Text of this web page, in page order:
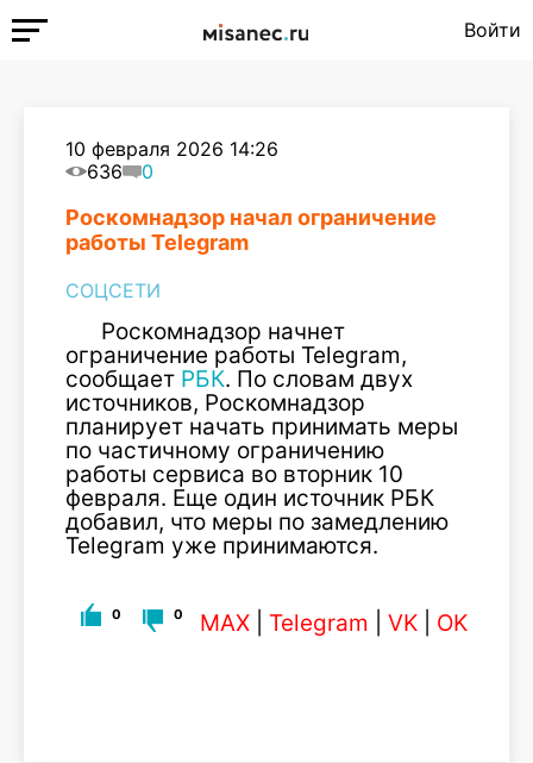
Войти
10 февраля 2026 14:26
636
0
Роскомнадзор начал ограничение
работы Telegram
СОЦСЕТИ
Роскомнадзор начнет
ограничение работы Telegram,
сообщает РБК. По словам двух
источников, Роскомнадзор
планирует начать принимать меры
по частичному ограничению
работы сервиса во вторник 10
февраля. Еще один источник РБК
добавил, что меры по замедлению
Telegram уже принимаются.
0 0 MAX Telegram VK OK